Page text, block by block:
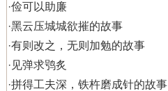
·俭可以助廉
·黑云压城城欲摧的故事
·有则改之，无则加勉的故事
· 见弹求鸮炙
·拼得工夫深，铁杵磨成针的故事